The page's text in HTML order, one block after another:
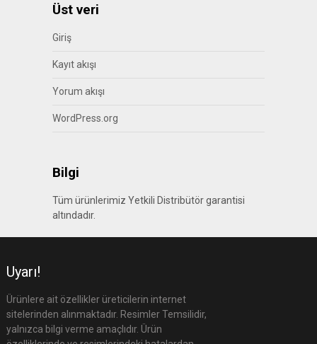
Üst veri
Giriş
Kayıt akışı
Yorum akışı
WordPress.org
Bilgi
Tüm ürünlerimiz Yetkili Distribütör garantisi
altındadır.
Uyarı!
Ürünlere ait özellikler üreticilerin internet
sitelerinden alınmaktadır. Resimler Temsilidir,
yalnızca bilgi verme amaçlıdır. Ürün